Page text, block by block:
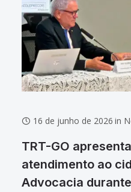
16 de junho de 2026 in
TRT-GO
atendimento ao
Advocacia